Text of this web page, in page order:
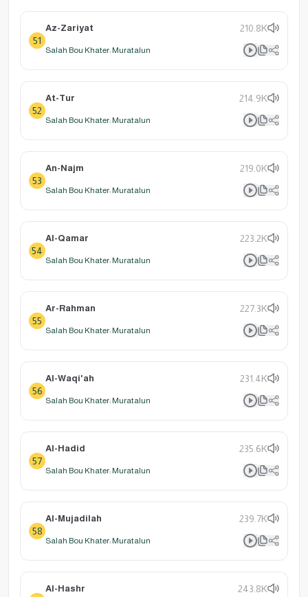
51
Az-Zariyat 210.8K
Salah Bou Khater: Muratalun
52
At-Tur 214.9K
Salah Bou Khater: Muratalun
53
An-Najm 219.0K
Salah Bou Khater: Muratalun
54
Al-Qamar 223.2K
Salah Bou Khater: Muratalun
55
Ar-Rahman 227.3K
Salah Bou Khater: Muratalun
56
Al-Waqi'ah 231.4K
Salah Bou Khater: Muratalun
57
Al-Hadid 235.6K
Salah Bou Khater: Muratalun
58
Al-Mujadilah 239.7K
Salah Bou Khater: Muratalun
Al-Hashr 243.8K